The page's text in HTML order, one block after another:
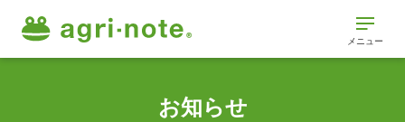
メニュー
お知らせ